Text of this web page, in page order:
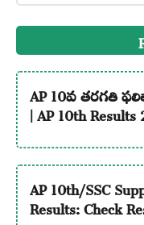
AP 10వ తరగతి
| AP 10th
AP 10th/SSC
Results: Check